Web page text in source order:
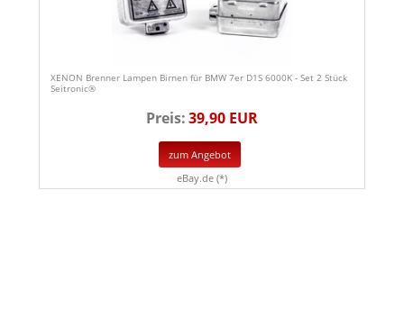
XENON Brenner Lampen Birnen für BMW 7er D1S 6000K - Set 2 Stück
Seitronic®
Preis:39,90 EUR
zum Angebot
eBay.de (*)